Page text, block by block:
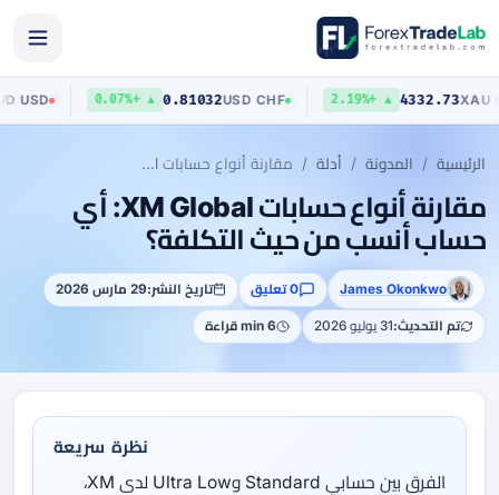
4332.73
▲ +2.19%
USD/
0.81032
▲ +0.07%
AUD/
الرئيسية المدونة أدلة مقارنة أنواع حسابات XM Global: أي حساب أنسب من حيث التكلفة؟
مقارنة أنواع حسابات XM Global: أي
حساب أنسب من حيث التكلفة؟
James Okonkwo 0 تعليق تاريخ النشر:29 مارس 2026
تم التحديث:31 يوليو 2026 6 min قراءة
نظرة سريعة
الفرق بين حسابي Standard وUltra Low لدى XM،